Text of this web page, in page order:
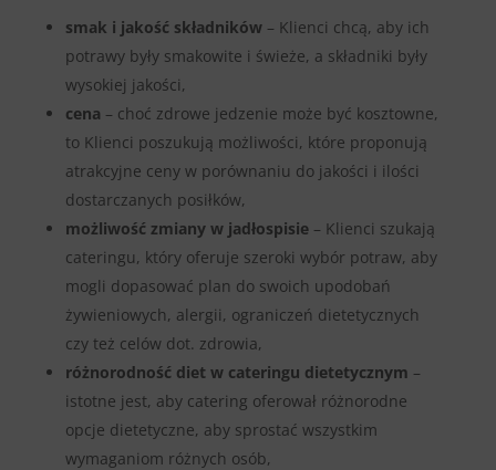
smak i jakość składników– Klienci chcą, aby ich
potrawy były smakowite i świeże, a składniki były
wysokiej jakości,
cena – choć zdrowe jedzenie może być kosztowne,
to Klienci poszukują możliwości, które proponują
atrakcyjne ceny w porównaniu do jakości i ilości
dostarczanych posiłków,
możliwość zmiany w jadłospisie– Klienci szukają
cateringu, który oferuje szeroki wybór potraw, aby
mogli dopasować plan do swoich upodobań
żywieniowych, alergii, ograniczeń dietetycznych
czy też celów dot. zdrowia,
różnorodność diet w cateringu dietetycznym –
istotne jest, aby catering oferował różnorodne
opcje dietetyczne, aby sprostać wszystkim
wymaganiom różnych osób,